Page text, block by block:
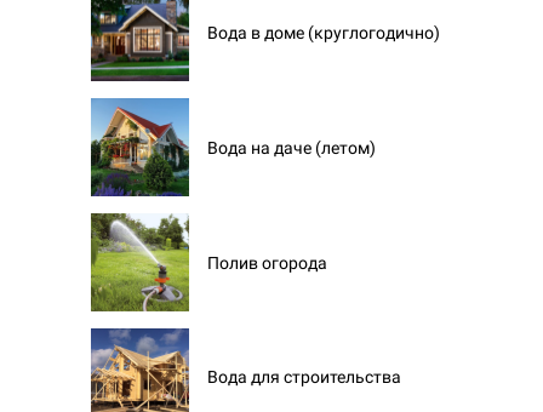
Вода в доме (круглогодично)
Вода на даче (летом)
Полив огорода
Вода для строительства